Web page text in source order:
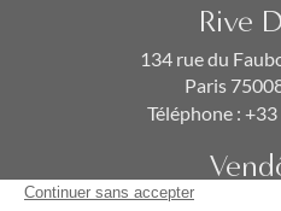
Rive
134 rue du
Paris
Téléphone : +33